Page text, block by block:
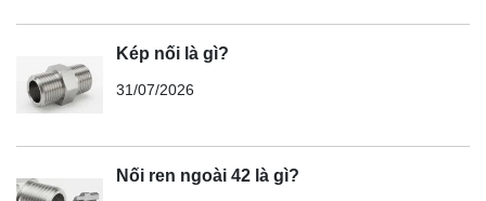
Kép nối là gì?
31/07/2026
Nối ren ngoài 42 là gì?